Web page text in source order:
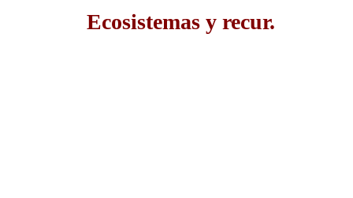
Ecosistemas y recur.